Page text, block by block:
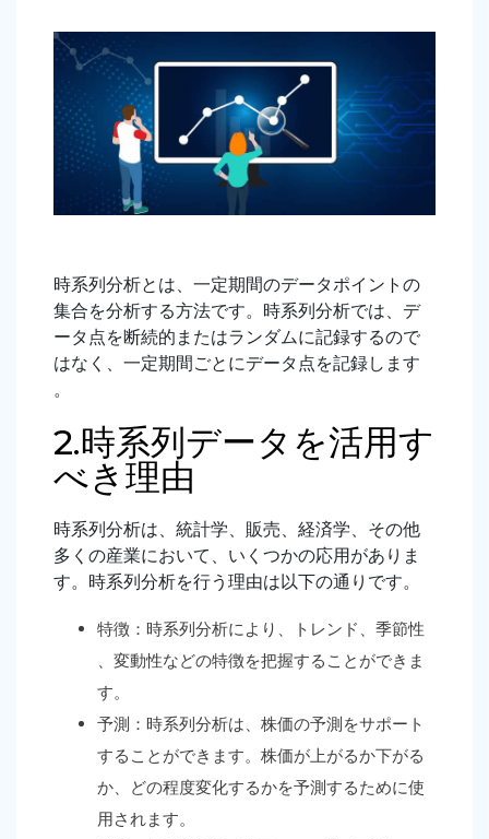
時系列分析とは、一定期間のデータポイントの
集合を分析する方法です。時系列分析では、デ
ータ点を断続的またはランダムに記録するので
はなく、一定期間ごとにデータ点を記録します
。
2.時系列データを活用す
べき理由
時系列分析は、統計学、販売、経済学、その他
多くの産業において、いくつかの応用がありま
す。時系列分析を行う理由は以下の通りです。
特徴：時系列分析により、トレンド、季節性
、変動性などの特徴を把握することができま
す。
予測：時系列分析は、株価の予測をサポート
することができます。株価が上がるか下がる
か、どの程度変化するかを予測するために使
用されます。